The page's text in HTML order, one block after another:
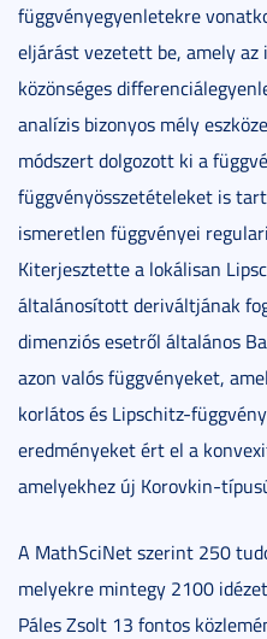
függvényegyenletekre
eljárást vezetett be, amely
közönséges
analízis bizonyos mély
módszert dolgozott ki a
függvényösszetételeket is
ismeretlen függvényei
Kiterjesztette a lokálisan
általánosított deriváltjának
dimenziós esetről általános
azon valós függvényeket,
korlátos és Lipschitz-
eredményeket ért el a
amelyekhez új Korovkin-
A MathSciNet szerint 250
melyekre mintegy 2100
Páles Zsolt 13 fontos